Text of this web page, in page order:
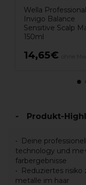
Wella
Invigo Balance
Sensitive Scalp
150ml
14,65€
Produkt-
Deine
technology und
farbergebnisse
Reduziertes
metalle im haar